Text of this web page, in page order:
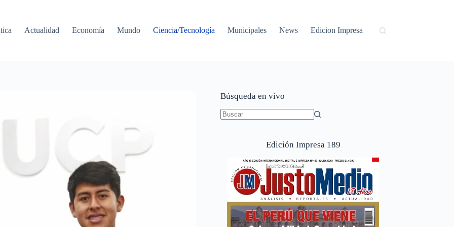
Actualidad Economía Mundo Ciencia/Tecnología Municipales News Edicion Impresa
Búsqueda en vivo
Edición Impresa 189